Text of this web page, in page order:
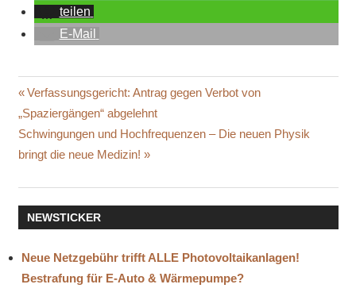
teilen
E-Mail
TRUCKER
WIDERSTAND
Beitragsnavigation
Vorheriger
Beitrag:
Verfassungsgericht: Antrag gegen Verbot von
„Spaziergängen“ abgelehnt
Nächster
Beitrag:
Schwingungen und Hochfrequenzen – Die neuen Physik
bringt die neue Medizin!
NEWSTICKER
Neue Netzgebühr trifft ALLE Photovoltaikanlagen!
Bestrafung für E-Auto & Wärmepumpe?